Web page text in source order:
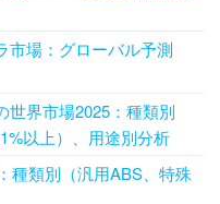
市場：グローバル予測
世界市場2025：種類別
以上）、用途別分析
種類別（汎用ABS、特殊